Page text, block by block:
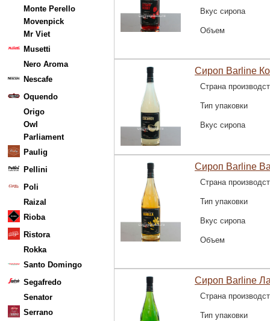
Monte Perello
Movenpick
Mr Viet
Musetti
Nero Aroma
Nescafe
Oquendo
Origo
Owl
Parliament
Paulig
Pellini
Poli
Raizal
Rioba
Ristora
Rokka
Santo Domingo
Segafredo
Senator
Serrano
Вкус сиропа
Объем
Сироп Barline
Страна
Тип упаковки
Вкус сиропа
Сироп Barline
Страна
Тип упаковки
Вкус сиропа
Объем
Сироп Barline
Страна
Тип упаковки